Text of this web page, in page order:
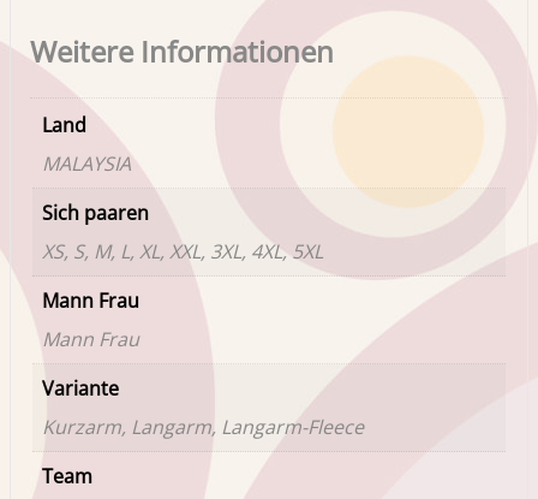
Weitere Informationen
Land
MALAYSIA
Sich paaren
XS, S, M, L, XL, XXL, 3XL, 4XL, 5XL
Mann Frau
Mann Frau
Variante
Kurzarm, Langarm, Langarm-Fleece
Team